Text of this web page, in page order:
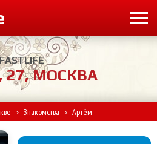
27, МОСКВА
> Знакомства > Артём